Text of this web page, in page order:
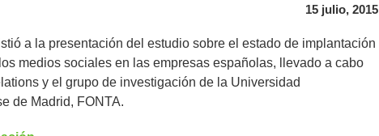
15 julio, 2015
a la presentación del estudio sobre el estado de implantación
medios sociales en las empresas españolas, llevado a cabo
y el grupo de investigación de la Universidad
de Madrid, FONTA.